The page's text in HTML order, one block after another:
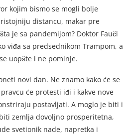
kojim bismo se mogli bolje
distancu, makar pre
je sa pandemijom? Doktor Fauči
viđa sa predsednikom Trampom, a
uopšte i ne pominje.
novi dan. Ne znamo kako će se
će protesti iđi i kakve nove
postavljati. A moglo je biti i
zemlja dovoljno prosperitetna,
svetionik nade, napretka i